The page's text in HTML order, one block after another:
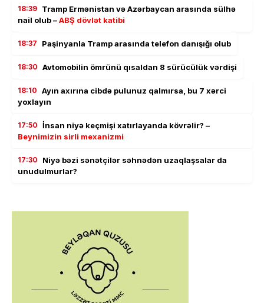
18:39 Tramp Ermənistan və Azərbaycan arasında sülhə
nail olub –ABŞ dövlət katibi
18:37 Paşinyanla Tramp arasında telefon danışığı olub
18:30 Avtomobilin ömrünü qısaldan 8 sürücülük vərdişi
18:10 Ayın axırına cibdə pulunuz qalmırsa, bu 7 xərci
yoxlayın
17:50 İnsan niyə keçmişi xatırlayanda kövrəlir? –
Beynimizin sirli mexanizmi
17:30
Niyə bəzi sənətçilər səhnədən uzaqlaşsalar da
unudulmurlar?